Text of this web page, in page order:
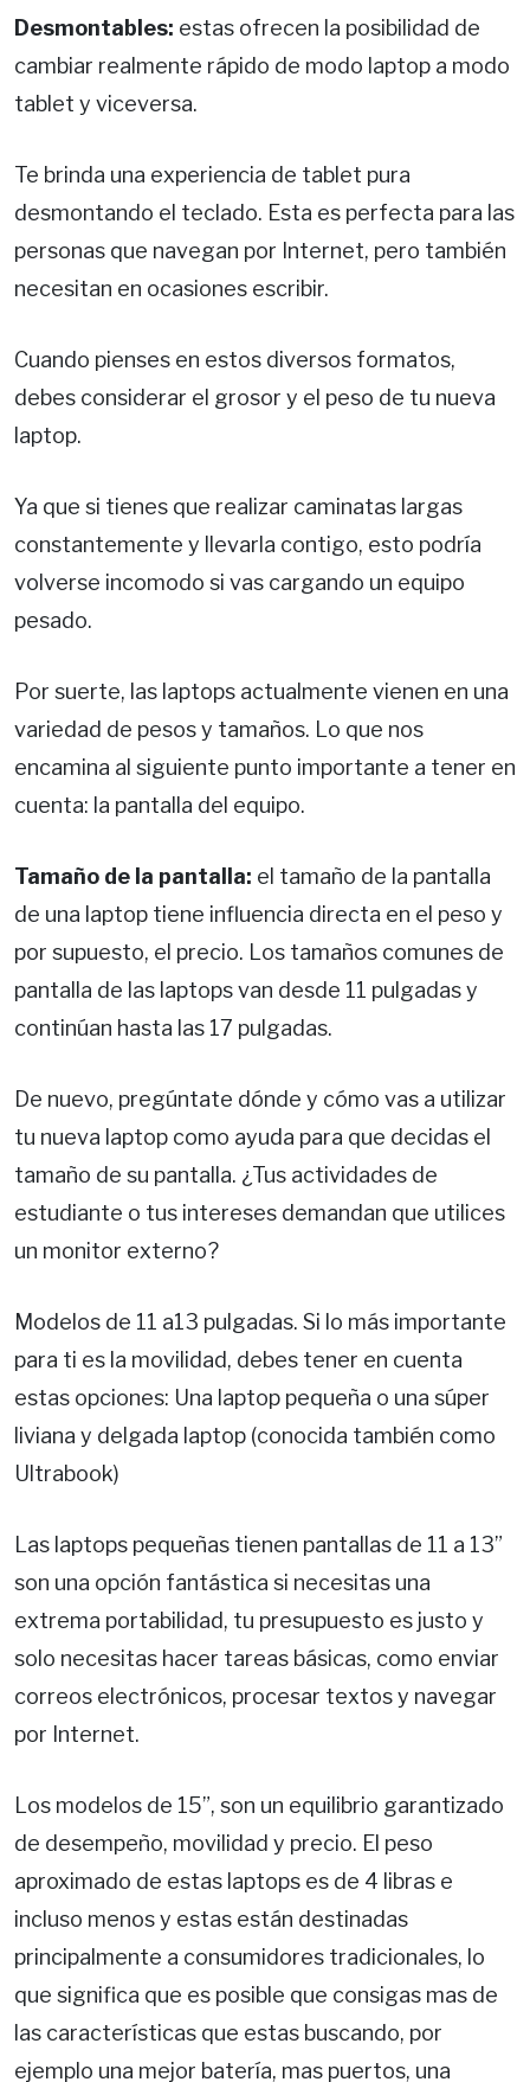
Desmontables: estas ofrecen la posibilidad de
cambiar realmente rápido de modo laptop a modo
tablet y viceversa.
Te brinda una experiencia de tablet pura
desmontando el teclado. Esta es perfecta para las
personas que navegan por Internet, pero también
necesitan en ocasiones escribir.
Cuando pienses en estos diversos formatos,
debes considerar el grosor y el peso de tu nueva
laptop.
Ya que si tienes que realizar caminatas largas
constantemente y llevarla contigo, esto podría
volverse incomodo si vas cargando un equipo
pesado.
Por suerte, las laptops actualmente vienen en una
variedad de pesos y tamaños. Lo que nos
encamina al siguiente punto importante a tener en
cuenta: la pantalla del equipo.
Tamaño de la pantalla: el tamaño de la pantalla
de una laptop tiene influencia directa en el peso y
por supuesto, el precio. Los tamaños comunes de
pantalla de las laptops van desde 11 pulgadas y
continúan hasta las 17 pulgadas.
De nuevo, pregúntate dónde y cómo vas a utilizar
tu nueva laptop como ayuda para que decidas el
tamaño de su pantalla. ¿Tus actividades de
estudiante o tus intereses demandan que utilices
un monitor externo?
Modelos de 11 a13 pulgadas. Si lo más importante
para ti es la movilidad, debes tener en cuenta
estas opciones: Una laptop pequeña o una súper
liviana y delgada laptop (conocida también como
Ultrabook)
Las laptops pequeñas tienen pantallas de 11 a 13”
son una opción fantástica si necesitas una
extrema portabilidad, tu presupuesto es justo y
solo necesitas hacer tareas básicas, como enviar
correos electrónicos, procesar textos y navegar
por Internet.
Los modelos de 15”, son un equilibrio garantizado
de desempeño, movilidad y precio. El peso
aproximado de estas laptops es de 4 libras e
incluso menos y estas están destinadas
principalmente a consumidores tradicionales, lo
que significa que es posible que consigas mas de
las características que estas buscando, por
ejemplo una mejor batería, mas puertos, una